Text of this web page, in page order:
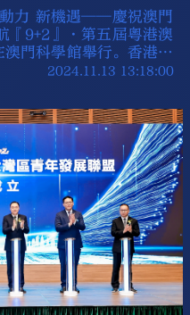
力 新機遇——慶祝澳門
『9+2』·第五屆粵港澳
門科學館舉行。香港特
宏正在論壇上表示，青年
區政府將持續為青年人
更廣闊的舞台，鼓勵他
大灣區「新質生產力」
。
2024.11.13 13:18:00